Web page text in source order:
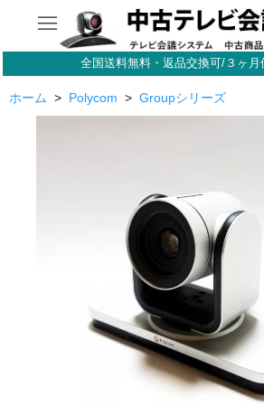
全国送料無料・返品交換可/３ヶ月
ホーム > Polycom > Groupシリーズ